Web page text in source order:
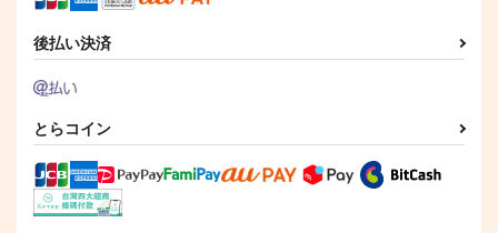
後払い決済
とらコイン